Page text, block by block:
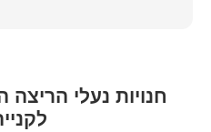
חנויות נעלי